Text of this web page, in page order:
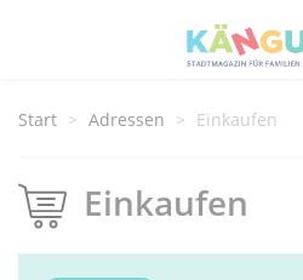
Start Adressen Einkaufen
Einkaufen